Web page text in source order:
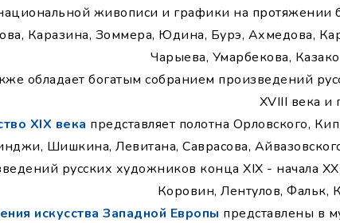
живописи и графики на протяжении
Каразина, Зоммера, Юдина, Бурэ, Ахмедова,
Чарыева, Умарбекова,
обладает богатым собранием произведений
XVIII века и
XIX века представляет полотна Орловского,
Шишкина, Левитана, Саврасова,
русских художников конца XIX - начала
Коровин, Лентулов, Фальк,
искусства Западной Европы представлены в